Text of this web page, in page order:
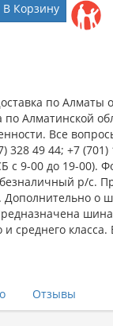
В Корзину
по Алматы
по Алматинской
Все
328 49 44; +7 (701)
с 9-00 до 19-00).
р/c.
Дополнительно о
шина
среднего класса.
Отзывы